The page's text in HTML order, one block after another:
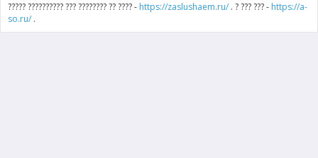
????? ?????????? ??? ???????? ?? ???? - https://zaslushaem.ru/ . ? ??? ??? - https://a-
so.ru/ .